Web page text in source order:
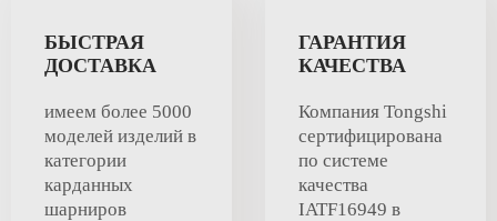
БЫСТРАЯ
ДОСТАВКА
имеем более 5000
моделей изделий в
категории
карданных
шарниров
ГАРАНТИЯ
КАЧЕСТВА
Компания Tongshi
сертифицирована
по системе
качества
IATF16949 в